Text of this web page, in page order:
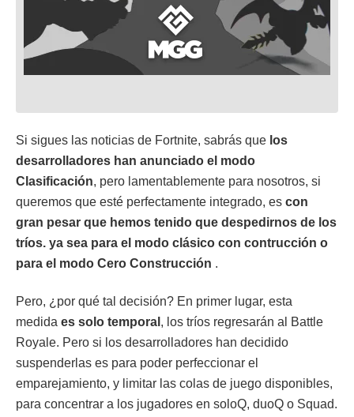
Si sigues las noticias de Fortnite, sabrás que los
desarrolladores han anunciado el modo
Clasificación, pero lamentablemente para nosotros, si
queremos que esté perfectamente integrado, es con
gran pesar que hemos tenido que despedirnos de los
tríos. ya sea para el modo clásico con contrucción o
para el modo Cero Construcción .
Pero, ¿por qué tal decisión? En primer lugar, esta
medida es solo temporal , los tríos regresarán al Battle
Royale. Pero si los desarrolladores han decidido
suspenderlas es para poder perfeccionar el
emparejamiento, y limitar las colas de juego disponibles,
para concentrar a los jugadores en soloQ, duoQ o Squad.